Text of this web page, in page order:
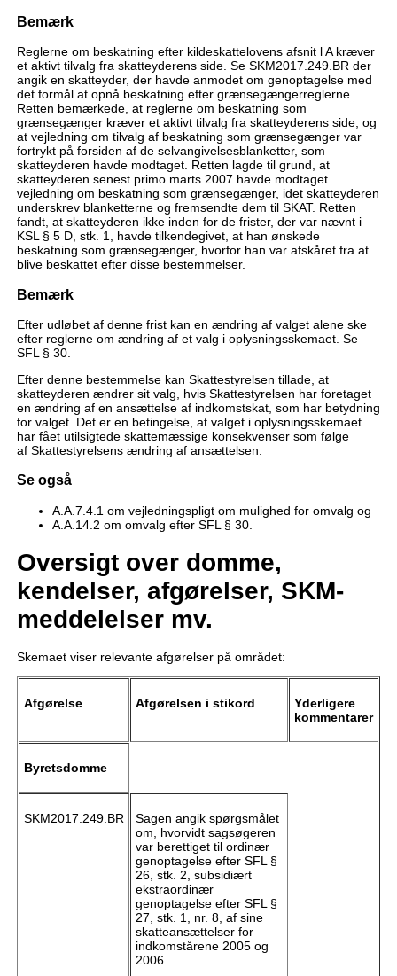
Bemærk
Reglerne om beskatning efter kildeskattelovens afsnit l A kræver
et aktivt tilvalg fra skatteyderens side. Se SKM2017.249.BR der
angik en skatteyder, der havde anmodet om genoptagelse med
det formål at opnå beskatning efter grænsegængerreglerne.
Retten bemærkede, at reglerne om beskatning som
grænsegænger kræver et aktivt tilvalg fra skatteyderens side, og
at vejledning om tilvalg af beskatning som grænsegænger var
fortrykt på forsiden af de selvangivelsesblanketter, som
skatteyderen havde modtaget. Retten lagde til grund, at
skatteyderen senest primo marts 2007 havde modtaget
vejledning om beskatning som grænsegænger, idet skatteyderen
underskrev blanketterne og fremsendte dem til SKAT. Retten
fandt, at skatteyderen ikke inden for de frister, der var nævnt i
KSL § 5 D, stk. 1, havde tilkendegivet, at han ønskede
beskatning som grænsegænger, hvorfor han var afskåret fra at
blive beskattet efter disse bestemmelser.
Bemærk
Efter udløbet af denne frist kan en ændring af valget alene ske
efter reglerne om ændring af et valg i oplysningsskemaet. Se
SFL § 30.
Efter denne bestemmelse kan Skattestyrelsen tillade, at
skatteyderen ændrer sit valg, hvis Skattestyrelsen har foretaget
en ændring af en ansættelse af indkomstskat, som har betydning
for valget. Det er en betingelse, at valget i oplysningsskemaet
har fået utilsigtede skattemæssige konsekvenser som følge
af Skattestyrelsens ændring af ansættelsen.
Se også
A.A.7.4.1 om vejledningspligt om mulighed for omvalg og
A.A.14.2 om omvalg efter SFL § 30.
Oversigt over domme,
kendelser, afgørelser, SKM-
meddelelser mv.
Skemaet viser relevante afgørelser på området:
Afgørelse Afgørelsen i stikord
Yderligere
kommentarer
Byretsdomme
SKM2017.249.BR
Sagen angik spørgsmålet
om, hvorvidt sagsøgeren
var berettiget til ordinær
genoptagelse efter SFL §
26, stk. 2, subsidiært
ekstraordinær
genoptagelse efter SFL §
27, stk. 1, nr. 8, af sine
skatteansættelser for
indkomstårene 2005 og
2006.